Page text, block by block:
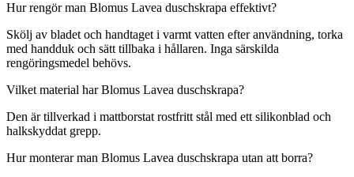
Hur rengör man Blomus Lavea duschskrapa effektivt?
Skölj av bladet och handtaget i varmt vatten efter användning, torka
med handduk och sätt tillbaka i hållaren. Inga särskilda
rengöringsmedel behövs.
Vilket material har Blomus Lavea duschskrapa?
Den är tillverkad i mattborstat rostfritt stål med ett silikonblad och
halkskyddat grepp.
Hur monterar man Blomus Lavea duschskrapa utan att borra?